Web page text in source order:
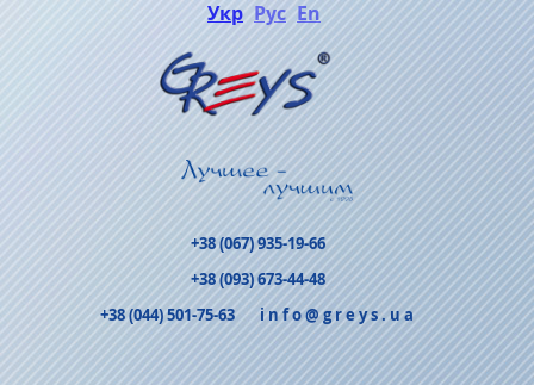
Укр Рус En
+38 (067) 935-19-66
+38 (093) 673-44-48
+38 (044) 501-75-63
info@greys.ua